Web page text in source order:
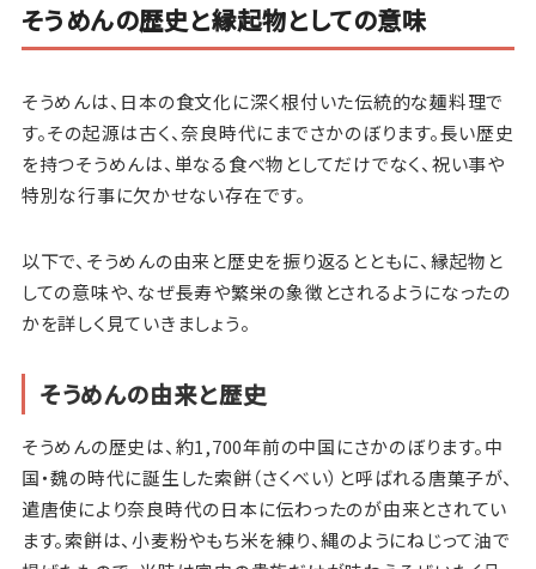
そうめんの歴史と縁起物としての意味
そうめんは、日本の食文化に深く根付いた伝統的な麺料理で
す。その起源は古く、奈良時代にまでさかのぼります。長い歴史
を持つそうめんは、単なる食べ物としてだけでなく、祝い事や
特別な行事に欠かせない存在です。
以下で、そうめんの由来と歴史を振り返るとともに、縁起物と
しての意味や、なぜ長寿や繁栄の象徴とされるようになったの
かを詳しく見ていきましょう。
そうめんの由来と歴史
そうめんの歴史は、約1,700年前の中国にさかのぼります。中
国・魏の時代に誕生した索餅（さくべい）と呼ばれる唐菓子が、
遣唐使により奈良時代の日本に伝わったのが由来とされてい
ます。索餅は、小麦粉やもち米を練り、縄のようにねじって油で